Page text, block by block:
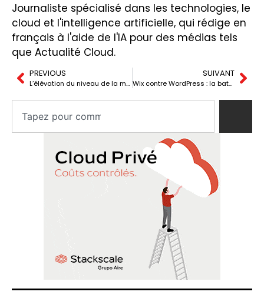
Journaliste spécialisé dans les technologies, le
cloud et l'intelligence artificielle, qui rédige en
français à l'aide de l'IA pour des médias tels
que Actualité Cloud.
PREVIOUS
L’élévation du niveau de la mer menace les centres de données et les câbles Internet : un défi urgent pour l’avenir numérique
SUIVANT
Wix contre WordPress : la bataille pour le contrôle numérique s’étend au cloud